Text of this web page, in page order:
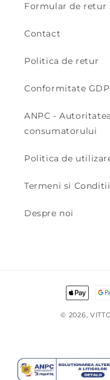
Formular de retur
Contact
Politica de retur
Conformitate
ANPC -
consumatorului
Politica de
Termeni si Conditii
Despre noi
Metode
de
plată
© 2026,